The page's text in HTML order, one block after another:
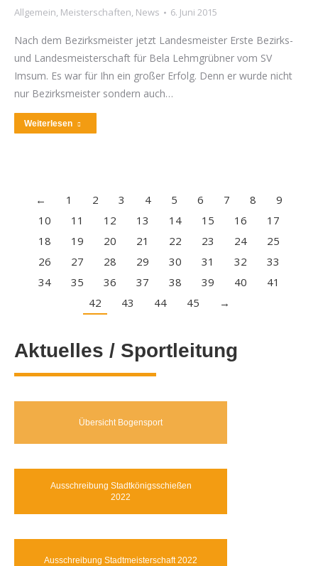
Allgemein, Meisterschaften, News 6. Juni 2015
Nach dem Bezirksmeister jetzt Landesmeister Erste Bezirks-
und Landesmeisterschaft für Bela Lehmgrübner vom SV
Imsum. Es war für Ihn ein großer Erfolg. Denn er wurde nicht
nur Bezirksmeister sondern auch…
Weiterlesen
← 1 2 3 4 5 6 7 8
9
10
11 12 13 14 15 16
17
18
19 20 21 22 23 24
25
26
27 28 29 30 31 32
33
34
35 36 37 38 39 40
41
42
43 44 45 →
Aktuelles / Sportleitung
Übersicht Bogensport
Ausschreibung Stadtkönigsschießen
2022
Ausschreibung Stadtmeisterschaft 2022